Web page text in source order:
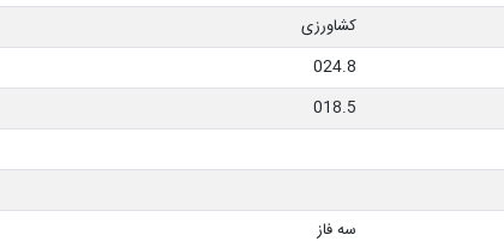
کشاورزی
024.8
018.5
سه فاز